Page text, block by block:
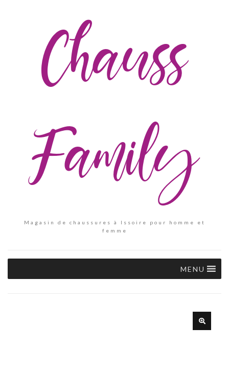
Chauss
Family
Magasin de chaussures à Issoire pour homme et
femme
MENU